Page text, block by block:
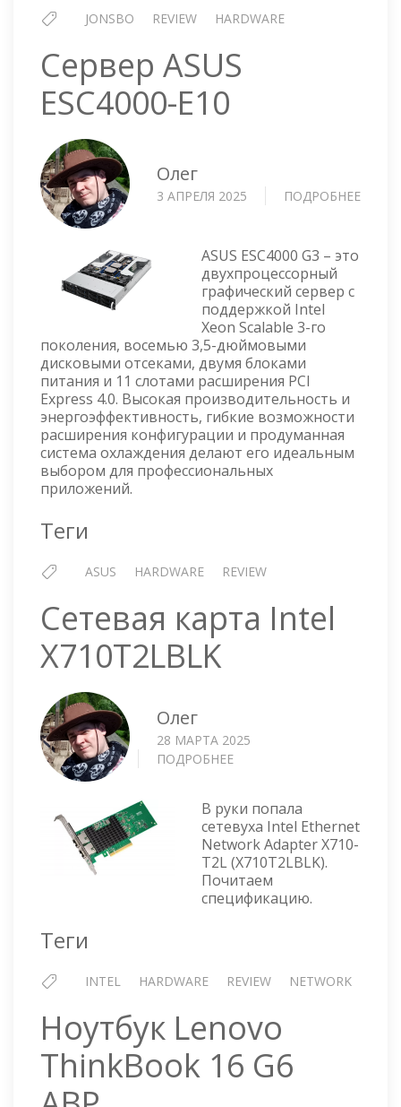
JONSBO REVIEW HARDWARE
Сервер ASUS
ESC4000-E10
Олег
3 АПРЕЛЯ 2025 ПОДРОБНЕЕ
ASUS ESC4000 G3 – это
двухпроцессорный
графический сервер с
поддержкой Intel
Xeon Scalable 3-го
поколения, восемью 3,5-дюймовыми
дисковыми отсеками, двумя блоками
питания и 11 слотами расширения PCI
Express 4.0. Высокая производительность и
энергоэффективность, гибкие возможности
расширения конфигурации и продуманная
система охлаждения делают его идеальным
выбором для профессиональных
приложений.
Теги
ASUS HARDWARE REVIEW
Сетевая карта Intel
X710T2LBLK
Олег
28 МАРТА 2025
ПОДРОБНЕЕ
INTEL
X710T2LBLK
В руки попала
сетевуха Intel Ethernet
Network Adapter X710-
T2L (X710T2LBLK).
Почитаем
спецификацию.
Теги
INTEL HARDWARE REVIEW NETWORK
Ноутбук Lenovo
ThinkBook 16 G6